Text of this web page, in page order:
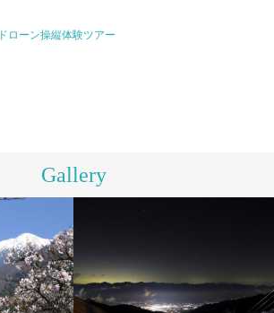
ドローン操縦体験ツアー
Gallery